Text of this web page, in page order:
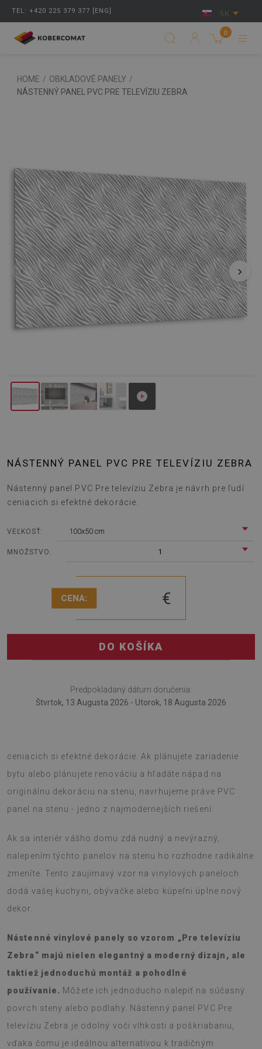
TEL: +420 225 379 377 [ENG] SK
0
HOME / OBKLADOVÉ PANELY /
NÁSTENNÝ PANEL PVC PRE TELEVÍZIU ZEBRA
‹ ›
NÁSTENNÝ PANEL PVC PRE TELEVÍZIU ZEBRA
Nástenný panel PVC Pre televíziu Zebra je návrh pre ľudí
ceniacich si efektné dekorácie.
VEĽKOSŤ: 100x50 cm
MNOŽSTVO: 1
CENA: €
DO KOŠÍKA
Predpokladaný dátum doručenia:
Štvrtok, 13 Augusta 2026 - Utorok, 18 Augusta 2026
ceniacich si efektné dekorácie. Ak plánujete zariadenie
bytu alebo plánujete renováciu a hľadáte nápad na
originálnu dekoráciu na stenu, navrhujeme práve PVC
panel na stenu - jedno z najmodernejších riešení.
Ak sa interiér vášho domu zdá nudný a nevýrazný,
nalepením týchto panelov na stenu ho rozhodne radikálne
zmeníte. Tento zaujímavý vzor na vinylových paneloch
dodá vašej kuchyni, obývačke alebo kúpeľni úplne nový
dekor.
Nástenné vinylové panely so vzorom „Pre televíziu
Zebra“ majú nielen elegantný a moderný dizajn, ale
taktiež jednoduchú montáž a pohodlné
používanie. Môžete ich jednoducho nalepiť na súčasný
povrch steny alebo podlahy. Nástenný panel PVC Pre
televíziu Zebra je odolný voči vlhkosti a poškriabaniu,
vďaka čomu je ideálnou alternatívou k tradičným